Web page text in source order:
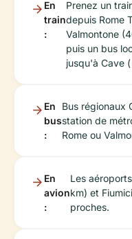
En
train
:
Prenez un
depuis Rome
Valmontone
puis un bus
jusqu'à Cave (
En
bus
:
Bus régionaux
station de
Rome ou
En
avion
:
Les
km) et
proches.